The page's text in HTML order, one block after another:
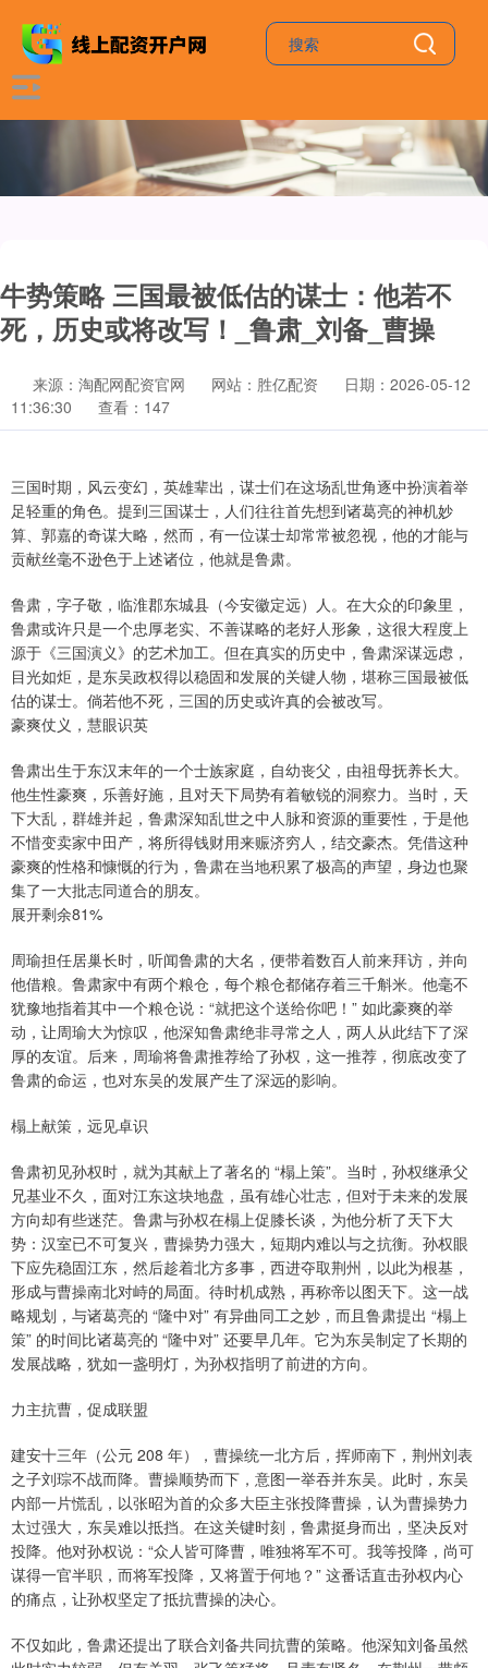
牛势策略 三国最被低估的谋士：他若不
死，历史或将改写！_鲁肃_刘备_曹操
来源：淘配网配资官网 网站：胜亿配资
日期：2026-05-12
11:36:30
查看：147
三国时期，风云变幻，英雄辈出，谋士们在这场乱世角逐中扮演着举
足轻重的角色。提到三国谋士，人们往往首先想到诸葛亮的神机妙
算、郭嘉的奇谋大略，然而，有一位谋士却常常被忽视，他的才能与
贡献丝毫不逊色于上述诸位，他就是鲁肃。
鲁肃，字子敬，临淮郡东城县（今安徽定远）人。在大众的印象里，
鲁肃或许只是一个忠厚老实、不善谋略的老好人形象，这很大程度上
源于《三国演义》的艺术加工。但在真实的历史中，鲁肃深谋远虑，
目光如炬，是东吴政权得以稳固和发展的关键人物，堪称三国最被低
估的谋士。倘若他不死，三国的历史或许真的会被改写。
豪爽仗义，慧眼识英
鲁肃出生于东汉末年的一个士族家庭，自幼丧父，由祖母抚养长大。
他生性豪爽，乐善好施，且对天下局势有着敏锐的洞察力。当时，天
下大乱，群雄并起，鲁肃深知乱世之中人脉和资源的重要性，于是他
不惜变卖家中田产，将所得钱财用来赈济穷人，结交豪杰。凭借这种
豪爽的性格和慷慨的行为，鲁肃在当地积累了极高的声望，身边也聚
集了一大批志同道合的朋友。
展开剩余81%
周瑜担任居巢长时，听闻鲁肃的大名，便带着数百人前来拜访，并向
他借粮。鲁肃家中有两个粮仓，每个粮仓都储存着三千斛米。他毫不
犹豫地指着其中一个粮仓说：“就把这个送给你吧！” 如此豪爽的举
动，让周瑜大为惊叹，他深知鲁肃绝非寻常之人，两人从此结下了深
厚的友谊。后来，周瑜将鲁肃推荐给了孙权，这一推荐，彻底改变了
鲁肃的命运，也对东吴的发展产生了深远的影响。
榻上献策，远见卓识
鲁肃初见孙权时，就为其献上了著名的 “榻上策”。当时，孙权继承父
兄基业不久，面对江东这块地盘，虽有雄心壮志，但对于未来的发展
方向却有些迷茫。鲁肃与孙权在榻上促膝长谈，为他分析了天下大
势：汉室已不可复兴，曹操势力强大，短期内难以与之抗衡。孙权眼
下应先稳固江东，然后趁着北方多事，西进夺取荆州，以此为根基，
形成与曹操南北对峙的局面。待时机成熟，再称帝以图天下。这一战
略规划，与诸葛亮的 “隆中对” 有异曲同工之妙，而且鲁肃提出 “榻上
策” 的时间比诸葛亮的 “隆中对” 还要早几年。它为东吴制定了长期的
发展战略，犹如一盏明灯，为孙权指明了前进的方向。
力主抗曹，促成联盟
建安十三年（公元 208 年），曹操统一北方后，挥师南下，荆州刘表
之子刘琮不战而降。曹操顺势而下，意图一举吞并东吴。此时，东吴
内部一片慌乱，以张昭为首的众多大臣主张投降曹操，认为曹操势力
太过强大，东吴难以抵挡。在这关键时刻，鲁肃挺身而出，坚决反对
投降。他对孙权说：“众人皆可降曹，唯独将军不可。我等投降，尚可
谋得一官半职，而将军投降，又将置于何地？” 这番话直击孙权内心
的痛点，让孙权坚定了抵抗曹操的决心。
不仅如此，鲁肃还提出了联合刘备共同抗曹的策略。他深知刘备虽然